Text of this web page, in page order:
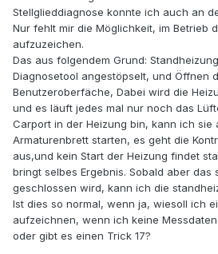
Stellglieddiagnose konnte ich auch an
Nur fehlt mir die Möglichkeit, im Betrieb
aufzuzeichen.
Das aus folgendem Grund:
Diagnosetool angestöpselt, und Öffnen
Benutzeroberfäche, Dabei wird die
und es läuft jedes mal nur noch das
Carport in der Heizung bin, kann ich sie
Armaturenbrett starten, es geht die
aus,und kein Start der Heizung findet
bringt selbes Ergebnis. Sobald aber das
geschlossen wird, kann ich die
Ist dies so normal, wenn ja, wiesoll ich
aufzeichnen, wenn ich keine
oder gibt es einen Trick 17?